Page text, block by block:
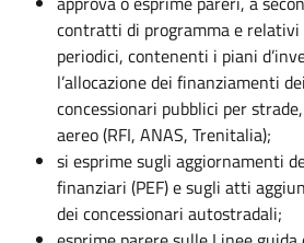
contratti di programma e
periodici, contenenti i piani
l’allocazione dei finanziamenti
concessionari pubblici per
aereo (RFI, ANAS, Trenitalia);
si esprime sugli aggiornamenti
finanziari (PEF) e sugli atti
dei concessionari autostradali;